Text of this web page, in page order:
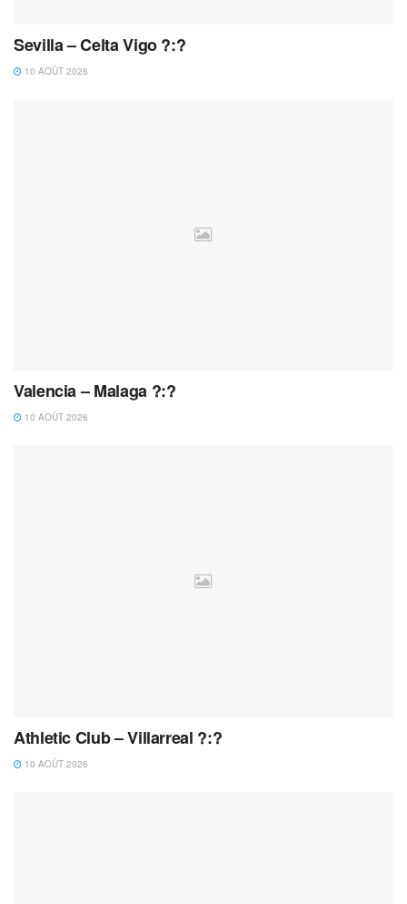
Sevilla – Celta Vigo ?:?
10 AOÛT 2026
Valencia – Malaga ?:?
10 AOÛT 2026
Athletic Club – Villarreal ?:?
10 AOÛT 2026